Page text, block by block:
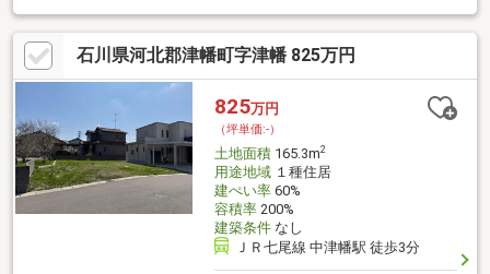
です！●本物件のように土地予算が抑えられれば、建築含めた総
予算も抑えられますし、逆に建築に予算を回すことも可能です
ね。建築条件はございませんので、お好きなメーカー様で建築ご
検討頂けます。 〇土地面積５６．９９坪あり（隣接との距離もと
れる広さ） ・平屋もおすすめです ・子供と遊べる広い庭が作
れる 〇建築条件なし〇ＪＲ中津幡駅まで徒歩２分
石川県河北郡津幡町字津幡 825万円
825万円
（坪単価:-）
土地面積165.3m2
用途地域１種住居
建ぺい率60%
容積率200%
建築条件なし
ＪＲ七尾線 中津幡駅 徒歩3分